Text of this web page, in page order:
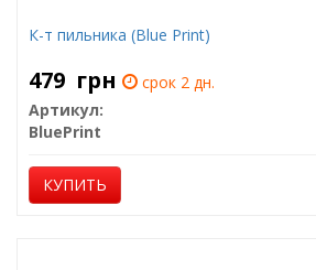
К-т пильника (Blue Print)
479 грн
срок 2 дн.
Артикул:
BluePrint
КУПИТЬ